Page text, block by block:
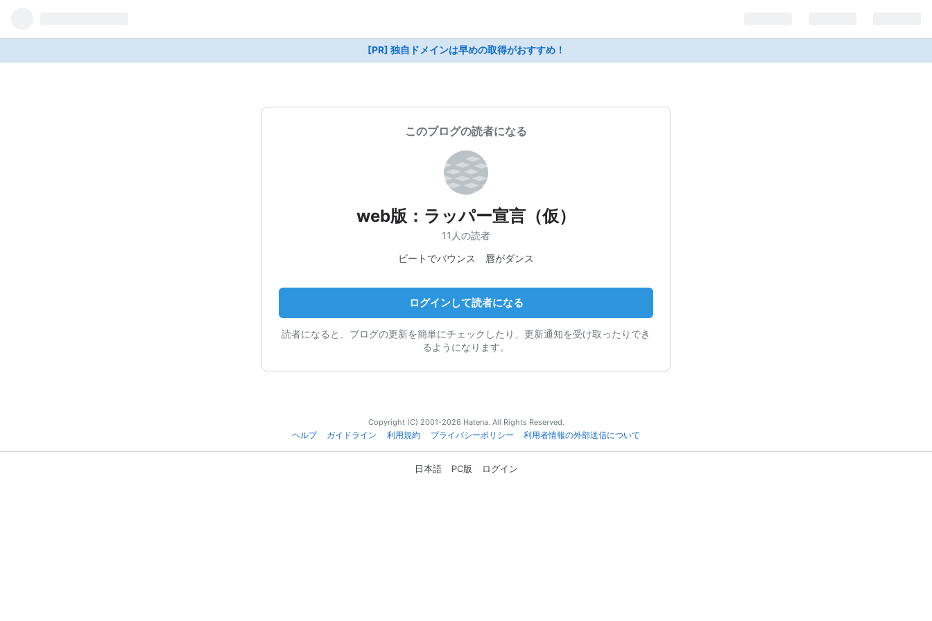
[PR] 独自ドメインは早めの取得がおすすめ！
このブログの読者になる
web版：ラッパー宣言（仮）
11人の読者
ビートでバウンス 唇がダンス
ログインして読者になる
読者になると、ブログの更新を簡単にチェックしたり、更新通知を受け取ったりでき
るようになります。
Copyright (C) 2001-2026 Hatena. All Rights Reserved.
ヘルプ
ガイドライン 利用規約 プライバシーポリシー 利用者情報の外部送信について
日本語 PC版 ログイン